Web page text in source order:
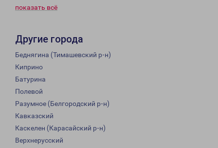
показать всё
Другие города
Беднягина (Тимашевский р-н)
Киприно
Батурина
Полевой
Разумное (Белгородский р-н)
Кавказский
Каскелен (Карасайский р-н)
Верхнерусский